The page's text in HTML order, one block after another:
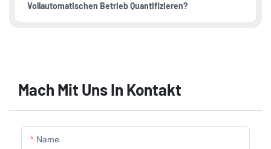
Vollautomatischen Betrieb Quantifizieren?
Mach Mit Uns In Kontakt
Name